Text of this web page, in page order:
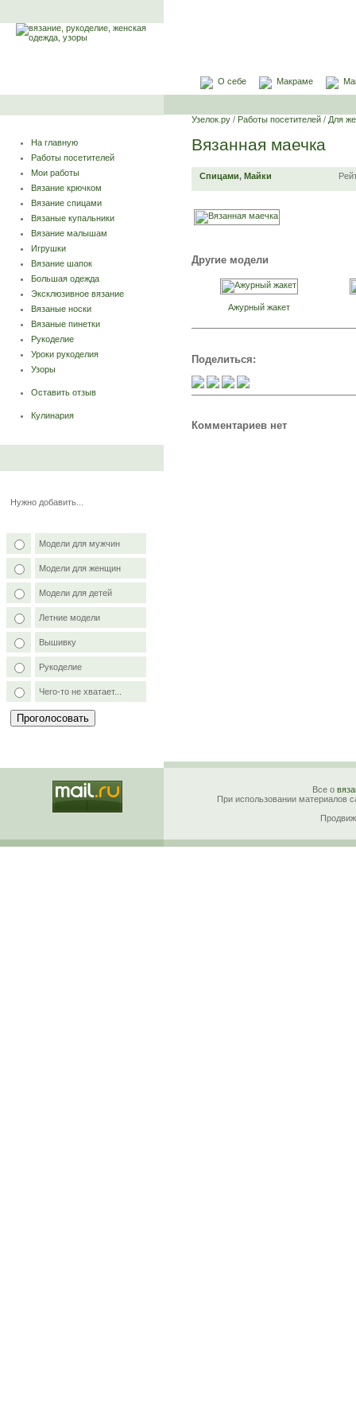
О себе Макраме
На главную
Работы посетителей
Мои работы
Вязание крючком
Вязание спицами
Вязаные купальники
Вязание малышам
Игрушки
Вязание шапок
Большая одежда
Эксклюзивное вязание
Вязаные носки
Вязаные пинетки
Рукоделие
Уроки рукоделия
Узоры
Оставить отзыв
Кулинария
Нужно добавить...
Модели для мужчин
Модели для женщин
Модели для детей
Летние модели
Вышивку
Рукоделие
Чего-то не хватает...
Узелок.ру / Работы посетителей / Для
Вязанная маечка
Спицами, Майки
Другие модели
Ажурный жакет
Поделиться:
Комментариев нет
Все о
При использовании материалов